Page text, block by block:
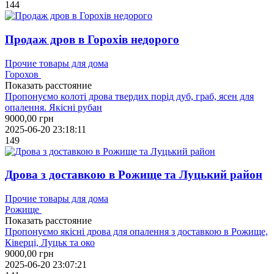
144
Продаж дров в Горохів недорого
Прочие товары для дома
Горохов
Показать расстояние
Пропонуємо колоті дрова твердих порід дуб, граб, ясен для
опалення. Якісні рубан
9000,00 грн
2025-06-20 23:18:11
149
Дрова з доставкою в Рожище та Луцький район
Прочие товары для дома
Рожище
Показать расстояние
Пропонуємо якісні дрова для опалення з доставкою в Рожище,
Ківерці, Луцьк та око
9000,00 грн
2025-06-20 23:07:21